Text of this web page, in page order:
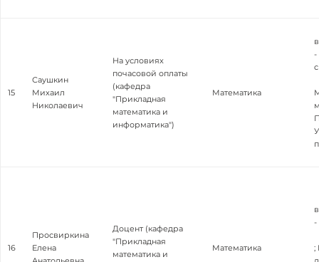
15
Саушкин
Михаил
Николаевич
На условиях
почасовой оплаты
(кафедра
"Прикладная
математика и
информатика")
Математика
-
16
Просвиркина
Елена
Доцент (кафедра
"Прикладная
математика и
Математика
-
;